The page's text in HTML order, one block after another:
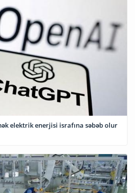
elektrik enerjisi israfına səbəb olur